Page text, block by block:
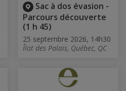
Sac à dos évasion -
Parcours découverte
(1 h 45)
25 septembre 2026, 14h30
Îlot des Palais, Québec, QC